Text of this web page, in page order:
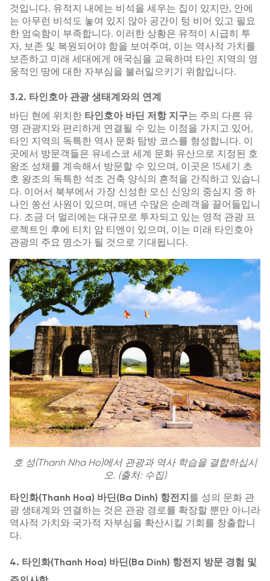
것입니다. 유적지 내에는 비석을 세우는 집이 있지만, 안에
는 아무런 비석도 놓여 있지 않아 공간이 텅 비어 있고 필요
한 엄숙함이 부족합니다. 이러한 상황은 유적이 시급히 투
자, 보존 및 복원되어야 함을 보여주며, 이는 역사적 가치를
보존하고 미래 세대에게 애국심을 교육하며 타인 지역의 영
웅적인 땅에 대한 자부심을 불러일으키기 위함입니다.
3.2. 타인호아 관광 생태계와의 연계
바딘 현에 위치한 타인호아 바딘 저항 지구는 주의 다른 유
명 관광지와 편리하게 연결될 수 있는 이점을 가지고 있어,
타인 지역의 독특한 역사 문화 탐방 코스를 형성합니다. 이
곳에서 방문객들은 유네스코 세계 문화 유산으로 지정된 호
왕조 성채를 계속해서 방문할 수 있으며, 이곳은 15세기 초
호 왕조의 독특한 석조 건축 양식의 흔적을 간직하고 있습니
다. 이어서 북부에서 가장 신성한 모신 신앙의 중심지 중 하
나인 쏭선 사원이 있으며, 매년 수많은 순례객을 끌어들입니
다. 조금 더 멀리에는 대규모로 투자되고 있는 영적 관광 프
로젝트인 후에 티치 암 티엔이 있으며, 이는 미래 타인호아
관광의 주요 명소가 될 것으로 기대됩니다.
호 성(Thanh Nha Ho)에서 관광과 역사 학습을 결합하십시
오. (출처: 수집)
타인화(Thanh Hoa) 바딘(Ba Dinh) 항전지 를 성의 문화 관
광 생태계와 연결하는 것은 관광 경로를 확장할 뿐만 아니라
역사적 가치와 국가적 자부심을 확산시킬 기회를 창출합니
다.
4. 타인화(Thanh Hoa) 바딘(Ba Dinh) 항전지 방문 경험 및